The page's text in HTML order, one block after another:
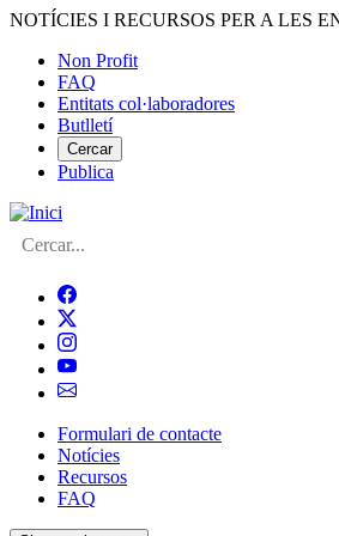
Vés
contingut
NOTÍCIES I RECURSOS PER A LES
Menú
del
compte
d'usuari
Non Profit
FAQ
Entitats col·laboradores
Butlletí
Cercar
Publica
Cerca
Navegació
principal
de
Formulari de contacte
Notícies
Recursos
FAQ